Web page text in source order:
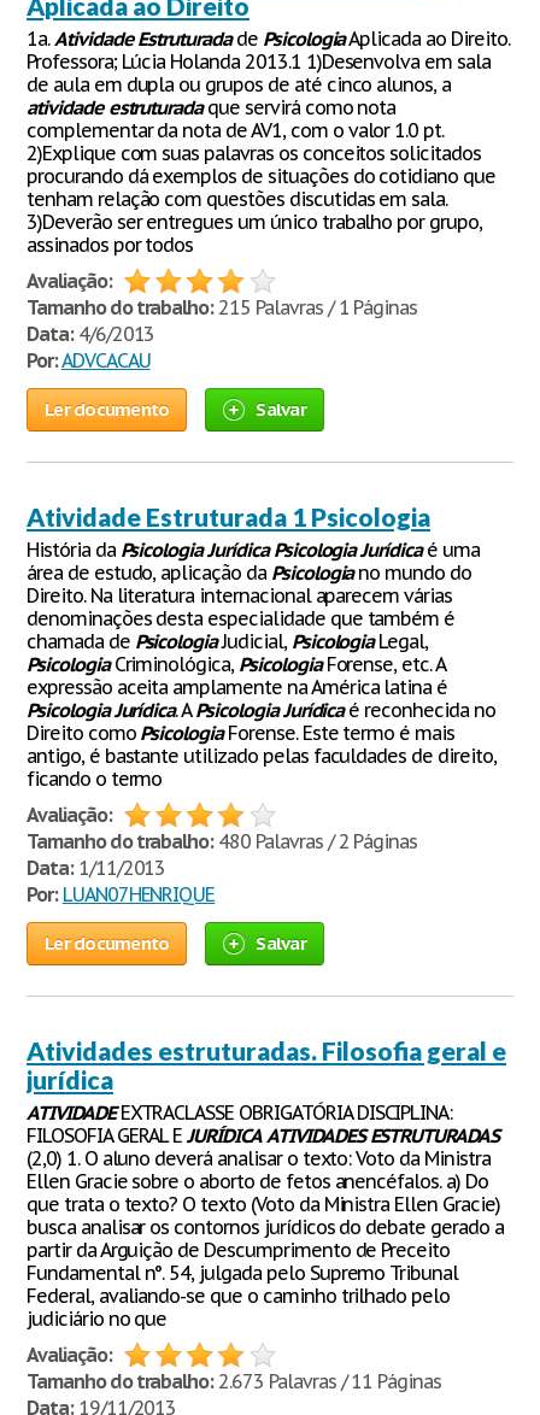
1a.Atividade Estruturadade PsicologiaAplicada ao Direito.
Professora; Lúcia Holanda 2013.1 1)Desenvolva em sala
de aula em dupla ou grupos de até cinco alunos, a
atividade estruturadaque servirá como nota
complementar da nota de AV1, com o valor 1.0 pt.
2)Explique com suas palavras os conceitos solicitados
procurando dá exemplos de situações do cotidiano que
tenham relação com questões discutidas em sala.
3)Deverão ser entregues um único trabalho por grupo,
assinados por todos
Avaliação:
Tamanho do trabalho:215 Palavras / 1 Páginas
Data:4/6/2013
Por:ADVCACAU
Ler documento Salvar
Atividade Estruturada 1 Psicologia
História da PsicologiaJurídica PsicologiaJurídicaé uma
área de estudo, aplicação da Psicologiano mundo do
Direito. Na literatura internacional aparecem várias
denominações desta especialidade que também é
chamada de PsicologiaJudicial, PsicologiaLegal,
PsicologiaCriminológica, PsicologiaForense, etc. A
expressão aceita amplamente na América latina é
PsicologiaJurídica. APsicologiaJurídicaé reconhecida no
Direito como PsicologiaForense. Este termo é mais
antigo, é bastante utilizado pelas faculdades de direito,
ficando o termo
Avaliação:
Tamanho do trabalho:480 Palavras / 2 Páginas
Data:1/11/2013
Por: LUAN07HENRIQUE
Ler documento Salvar
Atividades estruturadas. Filosofia geral e
jurídica
ATIVIDADEEXTRACLASSE OBRIGATÓRIA DISCIPLINA:
FILOSOFIA GERAL EJURÍDICA ATIVIDADES ESTRUTURADAS
(2,0) 1. O aluno deverá analisar o texto: Voto da Ministra
Ellen Gracie sobre o aborto de fetos anencéfalos. a) Do
que trata o texto? O texto (Voto da Ministra Ellen Gracie)
busca analisar os contornos jurídicos do debate gerado a
partir da Arguição de Descumprimento de Preceito
Fundamental n°. 54, julgada pelo Supremo Tribunal
Federal, avaliando-se que o caminho trilhado pelo
judiciário no que
Avaliação:
Tamanho do trabalho:2.673 Palavras / 11 Páginas
Data:19/11/2013